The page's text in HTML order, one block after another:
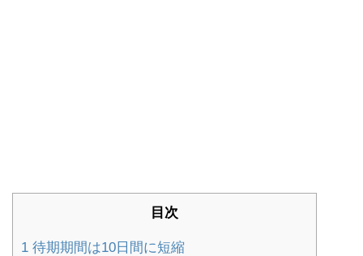
目次
1 待期期間は10日間に短縮